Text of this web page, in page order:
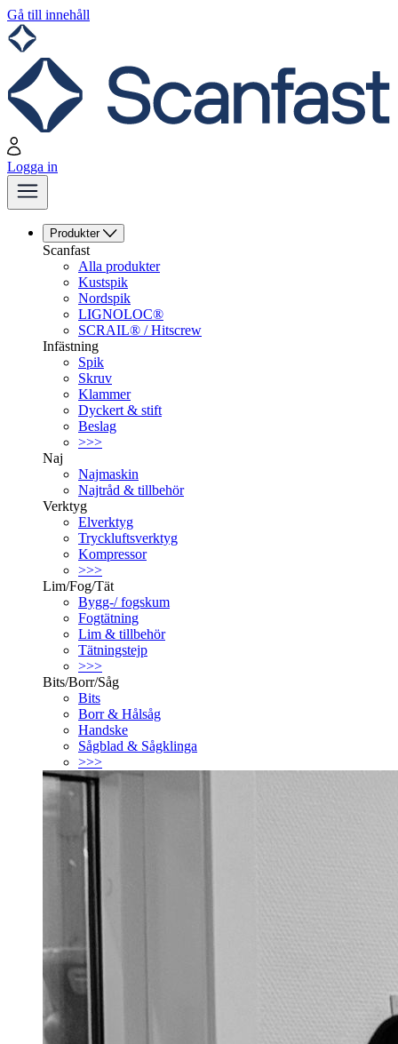
Gå till innehåll
Logga in
Produkter
Scanfast
Alla produkter
Kustspik
Nordspik
LIGNOLOC®
SCRAIL® / Hitscrew
Infästning
Spik
Skruv
Klammer
Dyckert & stift
Beslag
>>>
Naj
Najmaskin
Najtråd & tillbehör
Verktyg
Elverktyg
Tryckluftsverktyg
Kompressor
>>>
Lim/Fog/Tät
Bygg-/ fogskum
Fogtätning
Lim & tillbehör
Tätningstejp
>>>
Bits/Borr/Såg
Bits
Borr & Hålsåg
Handske
Sågblad & Sågklinga
>>>